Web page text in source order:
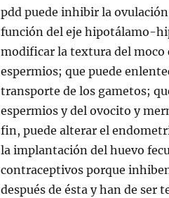
pdd puede inhibir la
función del eje hipotálamo-
modificar la textura del moco
espermios; que puede
transporte de los gametos;
espermios y del ovocito y
fin, puede alterar el
la implantación del huevo
contraceptivos porque
después de ésta y han de